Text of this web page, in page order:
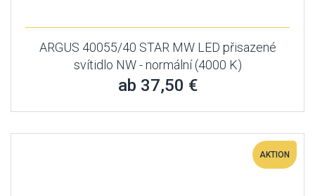
ARGUS 40055/40 STAR MW LED přisazené
svítidlo NW - normální (4000 K)
ab 37,50 €
AKTION